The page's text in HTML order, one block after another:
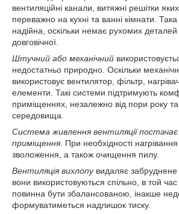
вентиляційні канали, витяжні решітки
переважно на кухні та ванні кімнати.
надійна, оскільки немає рухомих деталей
довговічної.
Штучний або механічний
недостатньо природно. Оскільки
використовує вентилятор, фільтр,
елементи. Такі системи підтримують
приміщеннях, незалежно від пори року
середовища.
Система живлення вентиляції постачає
приміщення . При необхідності
зволоження, а також очищення пилу.
Вентиляція вихлопувидаляє забруднене
вони використовуються спільно, в той час
повинна бути збалансованою, інакше
формуватиметься надлишок тиску.